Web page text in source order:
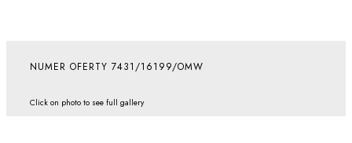
NUMER OFERTY 7431/16199/OMW
Click on photo to see full gallery